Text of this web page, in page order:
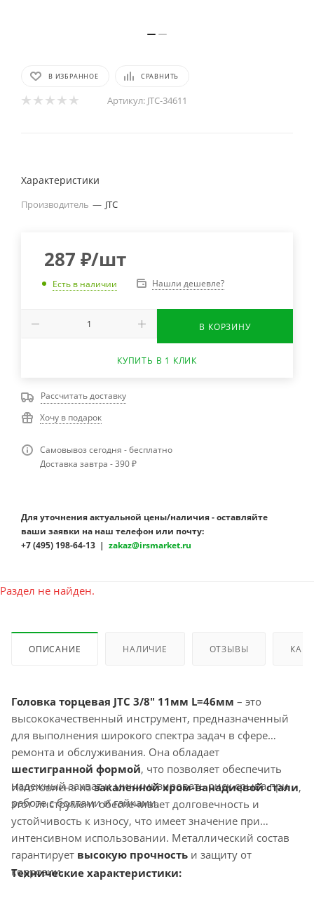
В ИЗБРАННОЕ СРАВНИТЬ
Артикул: JTC-34611
Характеристики
Производитель — JTC
287 ₽/шт
Есть в наличии Нашли дешевле?
В КОРЗИНУ
КУПИТЬ В 1 КЛИК
Рассчитать доставку
Хочу в подарок
Самовывоз сегодня - бесплатно
Доставка завтра - 390 ₽
Для уточнения актуальной цены/наличия - оставляйте
ваши заявки на наш телефон или почту:
+7 (495) 198-64-13 | zakaz@irsmarket.ru
Раздел не найден.
ОПИСАНИЕ НАЛИЧИЕ ОТЗЫВЫ КАК
Головка торцевая JTC 3/8" 11мм L=46мм – это
высококачественный инструмент, предназначенный
для выполнения широкого спектра задач в сфере
ремонта и обслуживания. Она обладает
шестигранной формой, что позволяет обеспечить
надежный захват и минимизировать риск срыва при
работе с болтами и гайками.
Изготовлена иззакаленной хром-ванадиевой стали,
этот инструмент обеспечивает долговечность и
устойчивость к износу, что имеет значение при
интенсивном использовании. Металлический состав
гарантирует высокую прочность и защиту от
коррозии.
Технические характеристики: